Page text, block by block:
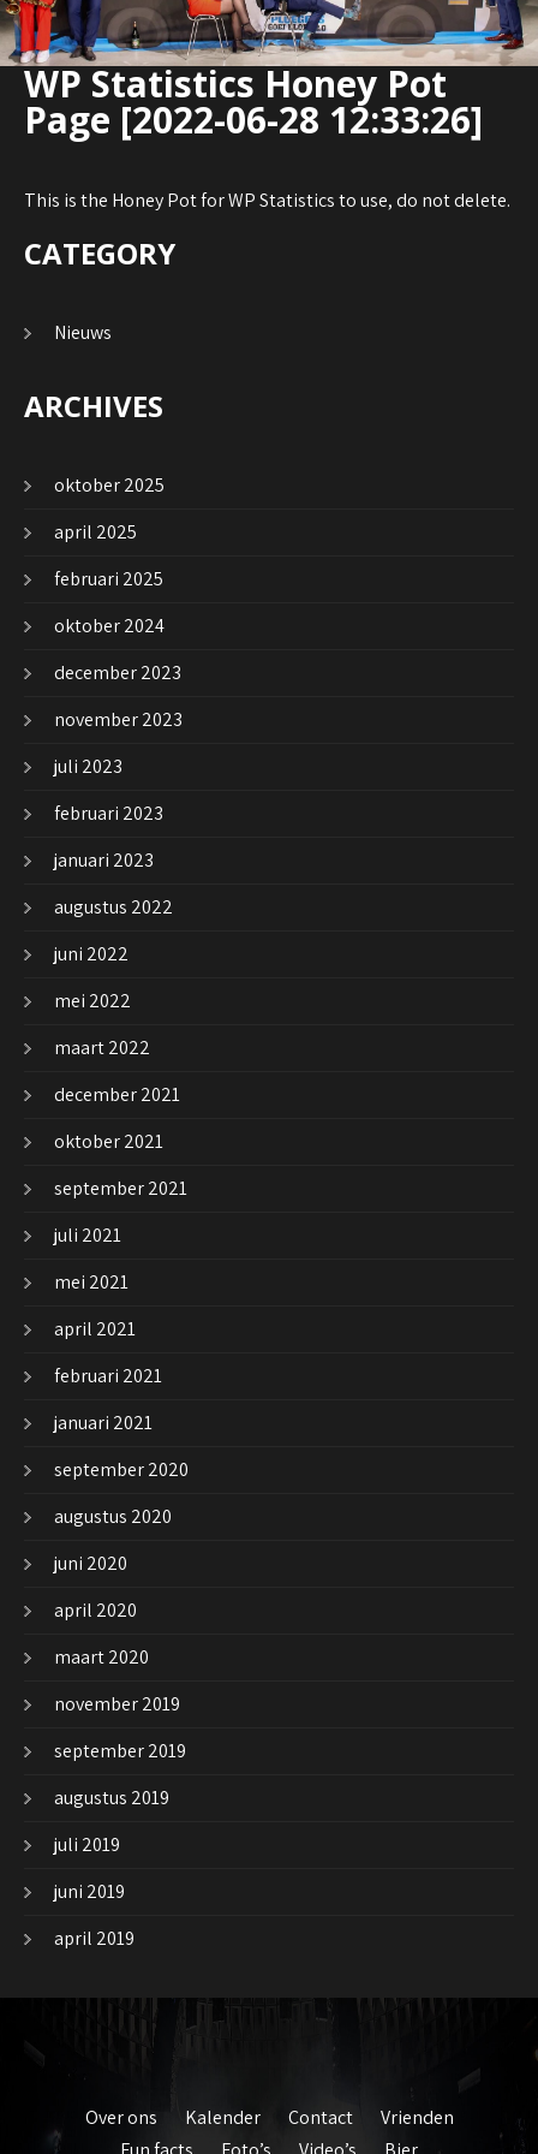
WP Statistics Honey Pot
Page [2022-06-28 12:33:26]
This is the Honey Pot for WP Statistics to use, do not delete.
CATEGORY
Nieuws
ARCHIVES
oktober 2025
april 2025
februari 2025
oktober 2024
december 2023
november 2023
juli 2023
februari 2023
januari 2023
augustus 2022
juni 2022
mei 2022
maart 2022
december 2021
oktober 2021
september 2021
juli 2021
mei 2021
april 2021
februari 2021
januari 2021
september 2020
augustus 2020
juni 2020
april 2020
maart 2020
november 2019
september 2019
augustus 2019
juli 2019
juni 2019
april 2019
Over ons Kalender Contact
Vrienden